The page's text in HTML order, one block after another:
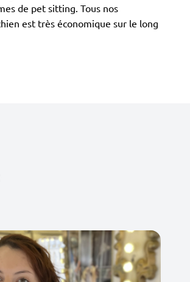
de pet sitting. Tous nos
est très économique sur le long